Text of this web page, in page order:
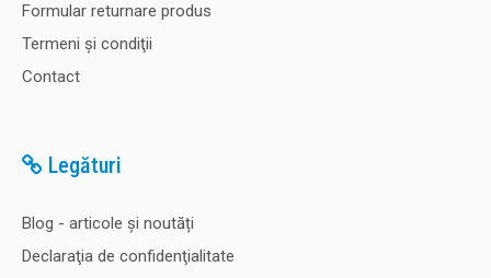
Formular returnare produs
Termeni şi condiţii
Contact
Legături
Blog - articole și noutăți
Declaraţia de confidenţialitate